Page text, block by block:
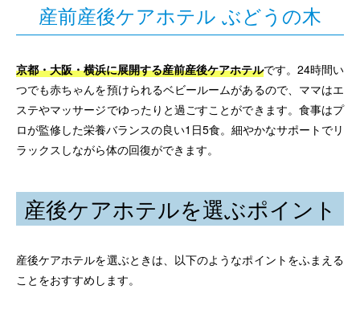
産前産後ケアホテル ぶどうの木
京都・大阪・横浜に展開する産前産後ケアホテルです。24時間い
つでも赤ちゃんを預けられるベビールームがあるので、ママはエ
ステやマッサージでゆったりと過ごすことができます。食事はプ
ロが監修した栄養バランスの良い1日5食。細やかなサポートでリ
ラックスしながら体の回復ができます。
産後ケアホテルを選ぶポイント
産後ケアホテルを選ぶときは、以下のようなポイントをふまえる
ことをおすすめします。